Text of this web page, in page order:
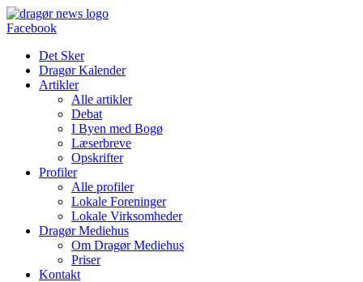
Videre
til
Facebook
Det Sker
Dragør Kalender
Artikler
Alle artikler
Debat
I Byen med Bogø
Læserbreve
Opskrifter
Profiler
Alle profiler
Lokale Foreninger
Lokale Virksomheder
Dragør Mediehus
Om Dragør Mediehus
Priser
Kontakt